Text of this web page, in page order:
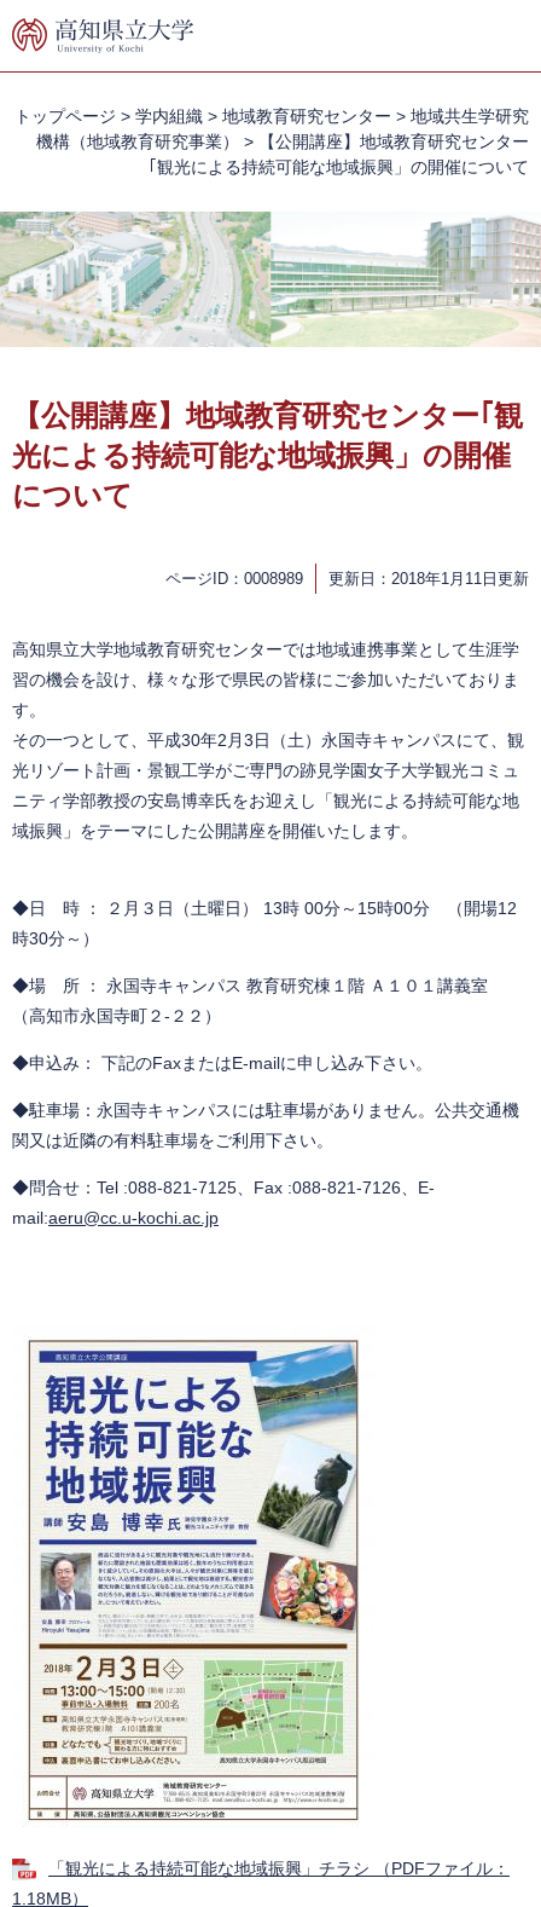
ー
ニ
て
本
文
へ
トップページ > 学内組織 > 地域教育研究センター > 地域共生学研究
機構（地域教育研究事業）
>
【公開講座】地域教育研究センター
｢観光による持続可能な地域振興」の開催について
【公開講座】地域教育研究センター｢観
光による持続可能な地域振興」の開催
について
ページID：0008989 更新日：2018年1月11日更新
高知県立大学地域教育研究センターでは地域連携事業として生涯学
習の機会を設け、様々な形で県民の皆様にご参加いただいておりま
す。
その一つとして、平成30年2月3日（土）永国寺キャンパスにて、観
光リゾート計画・景観工学がご専門の跡見学園女子大学観光コミュ
ニティ学部教授の安島博幸氏をお迎えし「観光による持続可能な地
域振興」をテーマにした公開講座を開催いたします。
◆日 時 ： ２月３日（土曜日） 13時 00分～15時00分 （開場12
時30分～）
◆場 所 ： 永国寺キャンパス 教育研究棟１階 Ａ１０１講義室
（高知市永国寺町２-２２）
◆申込み： 下記のFaxまたはE-mailに申し込み下さい。
◆駐車場：永国寺キャンパスには駐車場がありません。公共交通機
関又は近隣の有料駐車場をご利用下さい。
◆問合せ：Tel :088-821-7125、Fax :088-821-7126、E-
mail:aeru@cc.u-kochi.ac.jp
「観光による持続可能な地域振興」チラシ （PDFファイル：
1.18MB）